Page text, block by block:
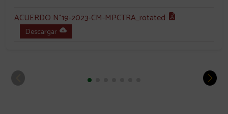
ACUERDO N°19-2023-CM-MPCTRA_rotated
Descargar